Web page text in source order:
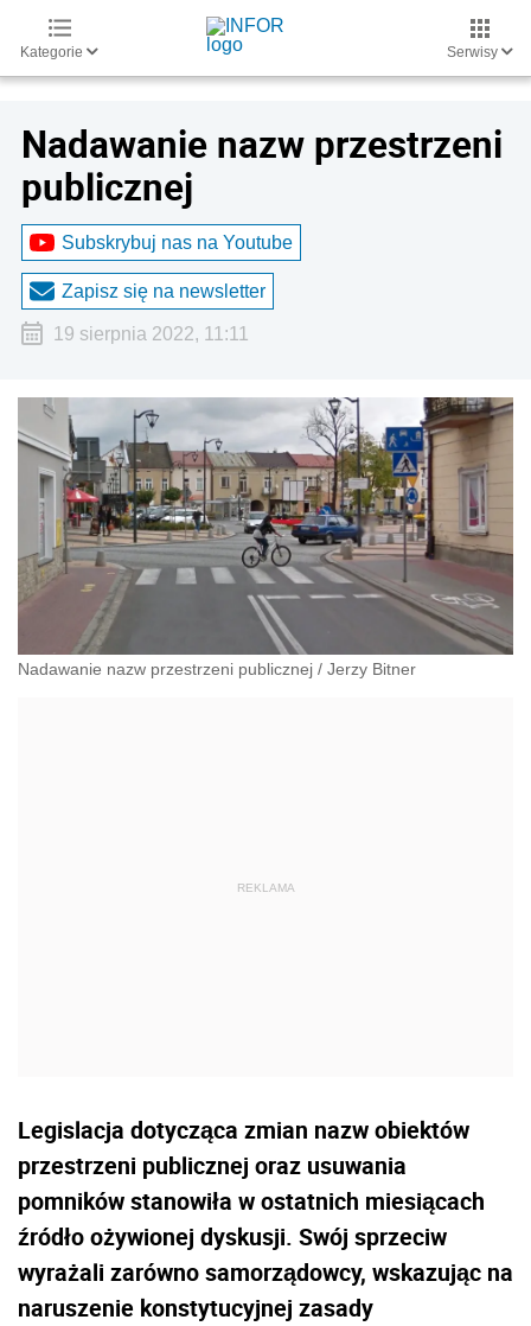
Kategorie Serwisy
Nadawanie nazw przestrzeni
publicznej
Subskrybuj nas na Youtube
Zapisz się na newsletter
19 sierpnia 2022, 11:11
Nadawanie nazw przestrzeni publicznej / Jerzy Bitner
Legislacja dotycząca zmian nazw obiektów
przestrzeni publicznej oraz usuwania
pomników stanowiła w ostatnich miesiącach
źródło ożywionej dyskusji. Swój sprzeciw
wyrażali zarówno samorządowcy, wskazując na
naruszenie konstytucyjnej zasady